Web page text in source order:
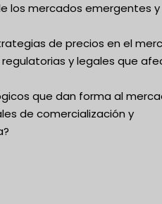
los mercados emergentes y
de precios en el
y legales que
que dan forma al
de comercialización y